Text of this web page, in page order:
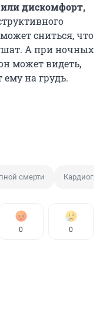
дискомфорт,
сниться, что
А при ночных
может видеть,
ему на грудь.
смерти
0 0